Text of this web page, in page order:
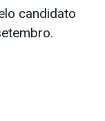
candidato